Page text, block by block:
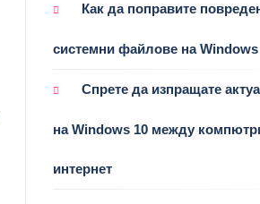
Как да поправите
системни файлове на Windows
Спрете да изпращате
на Windows 10 между
интернет